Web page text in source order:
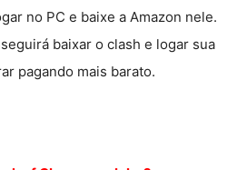
no PC e baixe a Amazon nele.
baixar o clash e logar sua
pagando mais barato.